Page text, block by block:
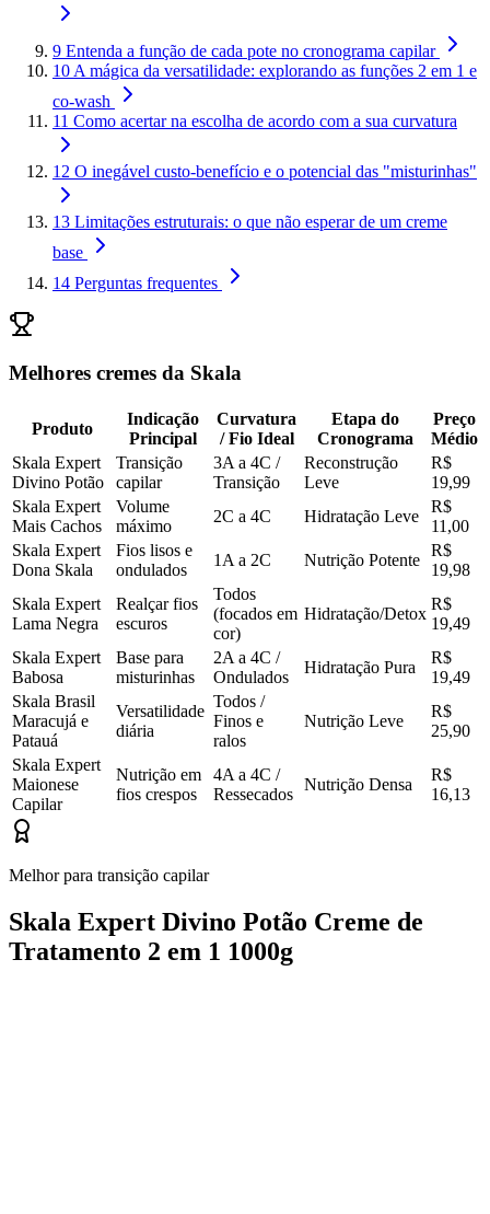
9 Entenda a função de cada pote no cronograma capilar
10 A mágica da versatilidade: explorando as funções 2 em 1 e
co-wash
11 Como acertar na escolha de acordo com a sua curvatura
12 O inegável custo-benefício e o potencial das "misturinhas"
13 Limitações estruturais: o que não esperar de um creme
base
14 Perguntas frequentes
Melhores cremes da Skala
Produto
Indicação
Principal
Curvatura
/ Fio Ideal
Etapa do
Cronograma
Preço
Médio
Skala Expert
Divino Potão
Transição
capilar
3A a 4C /
Transição
Reconstrução
Leve
R$
19,99
Skala Expert
Mais Cachos
Volume
máximo
2C a 4C Hidratação Leve
R$
11,00
Skala Expert
Dona Skala
Fios lisos e
ondulados
1A a 2C Nutrição Potente
R$
19,98
Skala Expert
Lama Negra
Realçar fios
escuros
Todos
(focados em
cor)
Hidratação/Detox
R$
19,49
Skala Expert
Babosa
Base para
misturinhas
2A a 4C /
Ondulados
Hidratação Pura
R$
19,49
Skala Brasil
Maracujá e
Patauá
Versatilidade
diária
Todos /
Finos e
ralos
Nutrição Leve
R$
25,90
Skala Expert
Maionese
Capilar
Nutrição em
fios crespos
4A a 4C /
Ressecados
Nutrição Densa
R$
16,13
Melhor para transição capilar
Skala Expert Divino Potão Creme de
Tratamento 2 em 1 1000g